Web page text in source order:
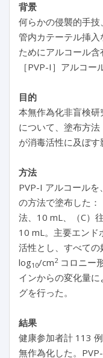
背景
何らかの侵襲的手
管内カテーテル挿
ためにアルコール
［PVP-I］アルコー
目的
本無作為化非盲検
について、塗布方法
が消毒活性に及ぼす
方法
PVP-I アルコール
の方法で塗布した
法、10 mL、（C）
10 mL。主要エンド
活性とし、すべて
log10/cm2コロニー
インからの変化量
グを行った。
結果
健康参加者計 113
無作為化した。